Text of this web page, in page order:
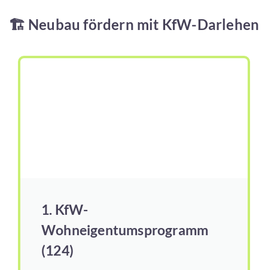
🏗️ Neubau fördern mit KfW-Darlehen
1. KfW-
Wohneigentumsprogramm
(124)